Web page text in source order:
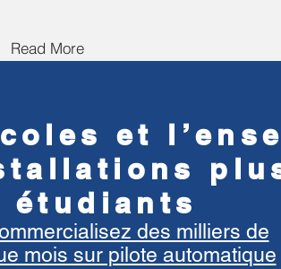
Read More
et
étudiants
des milliers de
mois sur pilote automatique